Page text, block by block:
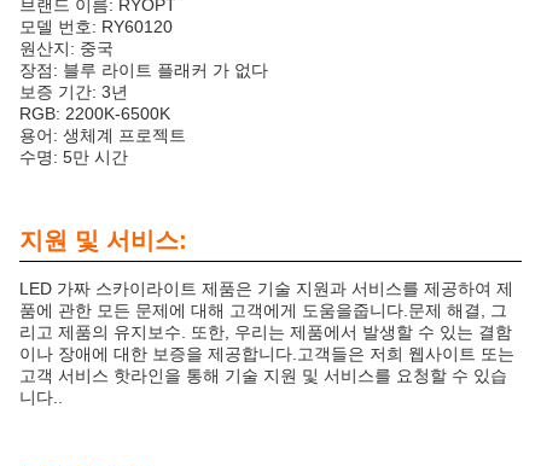
브랜드 이름: RYOPT
모델 번호: RY60120
원산지: 중국
장점: 블루 라이트 플래커 가 없다
보증 기간: 3년
RGB: 2200K-6500K
용어: 생체계 프로젝트
수명: 5만 시간
지원 및 서비스:
LED 가짜 스카이라이트 제품은 기술 지원과 서비스를 제공하여 제
품에 관한 모든 문제에 대해 고객에게 도움을줍니다.문제 해결, 그
리고 제품의 유지보수. 또한, 우리는 제품에서 발생할 수 있는 결함
이나 장애에 대한 보증을 제공합니다.고객들은 저희 웹사이트 또는
고객 서비스 핫라인을 통해 기술 지원 및 서비스를 요청할 수 있습
니다..